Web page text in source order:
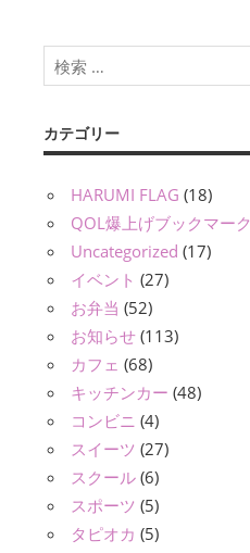
カテゴリー
HARUMI FLAG (18)
QOL爆上げブックマーク
Uncategorized (17)
イベント (27)
お弁当 (52)
お知らせ (113)
カフェ (68)
キッチンカー (48)
コンビニ (4)
スイーツ (27)
スクール (6)
スポーツ (5)
タピオカ (5)